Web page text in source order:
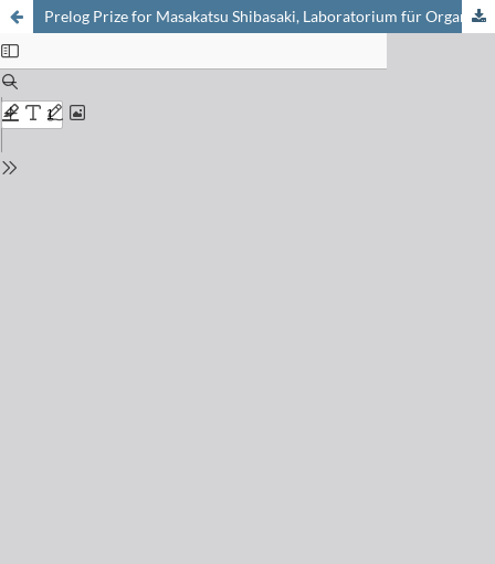
Prelog Prize for Masakatsu Shibasaki, Laboratorium für Organische Chemie, ETH Zürich